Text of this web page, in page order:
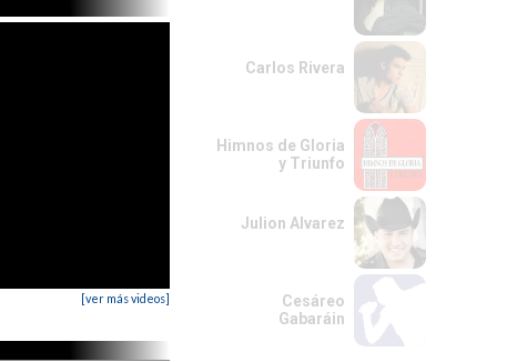
[ver más videos]
Carlos Rivera
Himnos de Gloria
y Triunfo
Julion Alvarez
Cesáreo
Gabaráin